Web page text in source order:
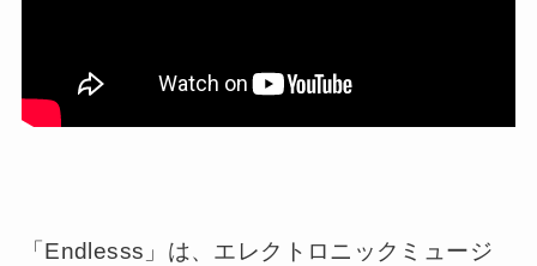
「Endlesss」は、エレクトロニックミュージ